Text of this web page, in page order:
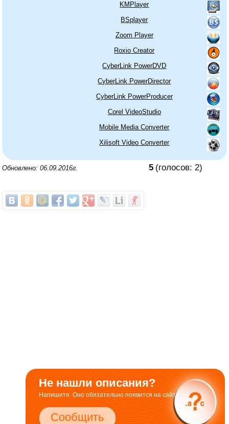
KMPlayer
BSplayer
Zoom Player
Roxio Creator
CyberLink PowerDVD
CyberLink PowerDirector
CyberLink PowerProducer
Corel VideoStudio
Mobile Media Converter
Xilisoft Video Converter
Обновлено: 06.09.2016г. 5 (голосов:2)
Не нашли описания?
Напишите. Оно обязательно появится на сайте.
Сообщить